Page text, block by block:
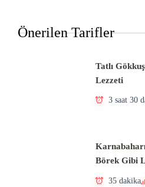
Önerilen Tarifler
Tatlı
Lezzeti
3 saat 30
Börek Gibi
35 dakika